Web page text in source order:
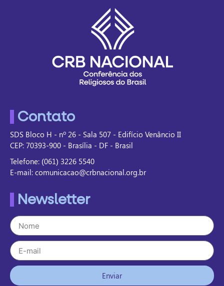
Contato
SDS Bloco H - nº 26 - Sala 507 - Edifício Venâncio II
CEP: 70393-900 - Brasília - DF - Brasil
Telefone: (061) 3226 5540
E-mail: comunicacao@crbnacional.org.br
Newsletter
Enviar